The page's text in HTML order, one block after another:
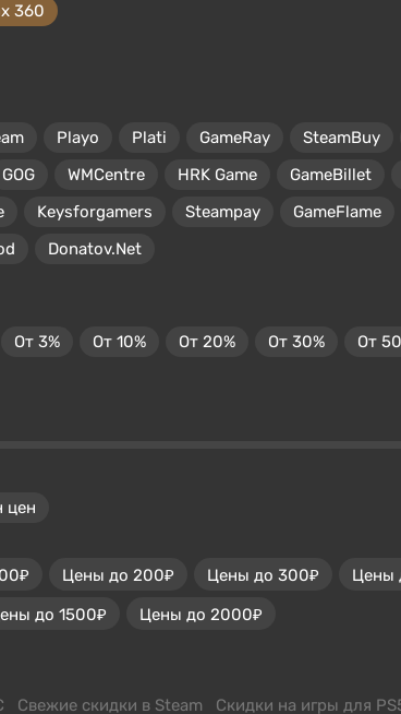
360
Playo Plati GameRay SteamBuy
GOG WMCentre HRK Game GameBillet
Keysforgamers Steampay GameFlame
Donatov.Net
От 3% От 10% От 20% От 30% От
цен
Цены до 200₽ Цены до 300₽ Цены
до 1500₽ Цены до 2000₽
Свежие скидки в Steam Скидки на игры для